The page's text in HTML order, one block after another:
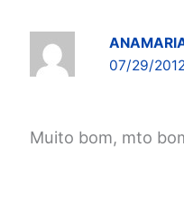
07/29/
Muito bom, mto